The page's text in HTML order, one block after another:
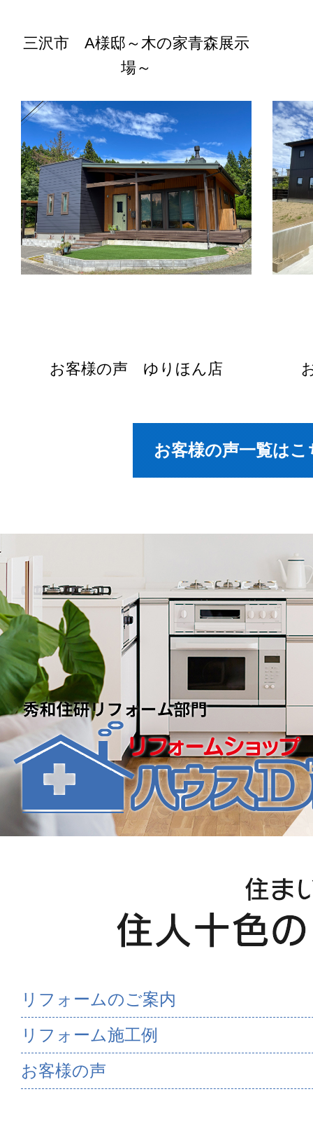
三沢市 A様邸～木の家青森展示
場～
お客様の声 ゆりほん店
お客様の声一覧はこ
リフォームのご案内
リフォーム施工例
お客様の声